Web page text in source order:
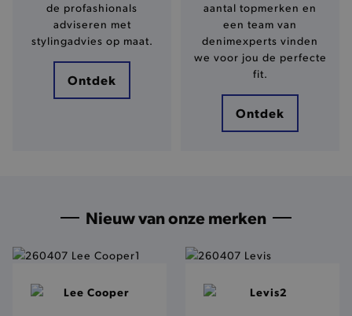
de profashionals
adviseren met
stylingadvies op maat.
Ontdek
aantal topmerken en
een team van
denimexperts vinden
we voor jou de perfecte
fit.
Ontdek
Nieuw van onze merken